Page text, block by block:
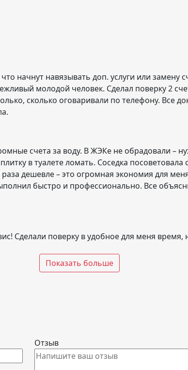
начнут навязывать доп. услуги или замену
молодой человек. Сделал поверку 2
сколько оговаривали по телефону. Все
счета за воду. В ЖЭКе не обрадовали –
в туалете ломать. Соседка
дешевле – это огромная экономия для
быстро и профессионально. Все
Сделали поверку в удобное для меня
Показать больше
Отзыв